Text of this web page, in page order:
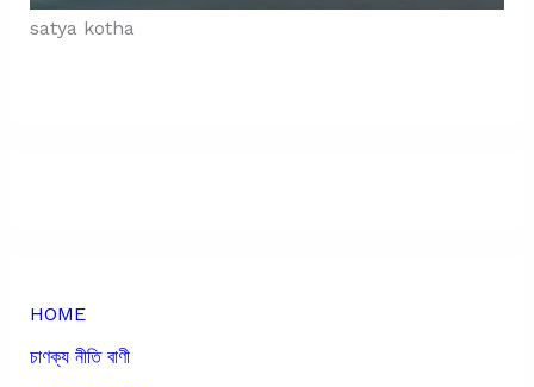
satya kotha
HOME
চাণক্য নীতি বাণী